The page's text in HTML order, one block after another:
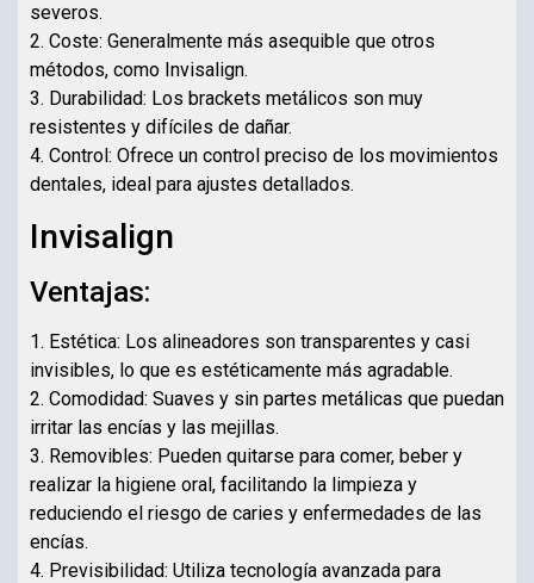
severos.
2. Coste: Generalmente más asequible que otros
métodos, como Invisalign.
3. Durabilidad: Los brackets metálicos son muy
resistentes y difíciles de dañar.
4. Control: Ofrece un control preciso de los movimientos
dentales, ideal para ajustes detallados.
Invisalign
Ventajas:
1. Estética: Los alineadores son transparentes y casi
invisibles, lo que es estéticamente más agradable.
2. Comodidad: Suaves y sin partes metálicas que puedan
irritar las encías y las mejillas.
3. Removibles: Pueden quitarse para comer, beber y
realizar la higiene oral, facilitando la limpieza y
reduciendo el riesgo de caries y enfermedades de las
encías.
4. Previsibilidad: Utiliza tecnología avanzada para